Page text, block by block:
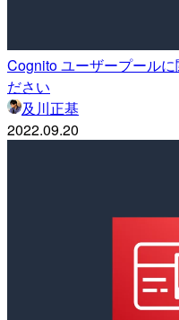
Cognito ユーザープール
ださい
及川正基
2022.09.20